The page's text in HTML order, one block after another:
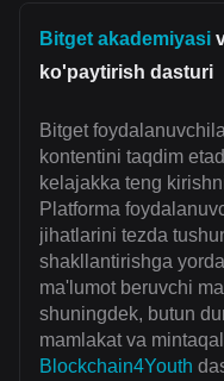
Bitget akademiyasi
ko'paytirish dasturi
Bitget
kontentini taqdim
kelajakka teng
Platforma
jihatlarini tezda
shakllantirishga
ma'lumot beruvchi
shuningdek, butun
mamlakat va
Blockchain4Youth